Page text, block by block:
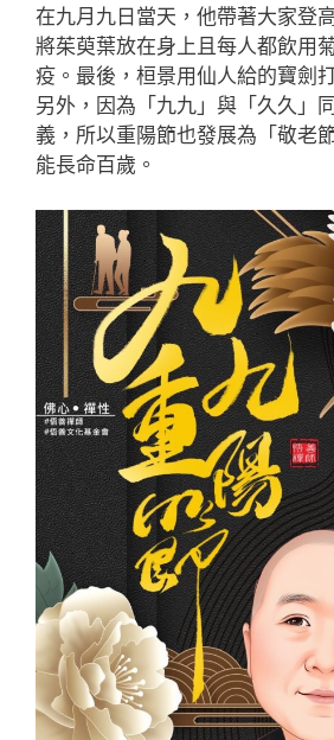
在九月九日當天，他帶著大家登
將茱萸葉放在身上且每人都飲用
疫。最後，桓景用仙人給的寶劍
另外，因為「九九」與「久久」
義，所以重陽節也發展為「敬老
能長命百歲。